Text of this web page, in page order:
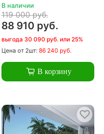
В наличии
119 000 руб.
88 910 руб.
выгода 30 090 руб. или 25%
Цена от 2шт: 86 240 руб.
В корзину